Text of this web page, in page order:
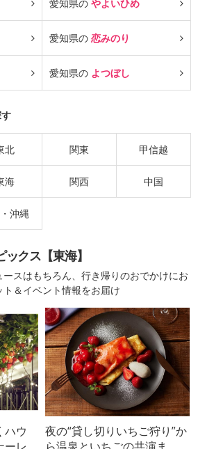
愛知県の やよいひめ
愛知県の 恋みのり
愛知県の よつぼし
北 関東 甲信越
海 関西 中国
沖縄
クス【東海】
ースはもちろん、行き帰りのおでかけにお
＆イベント情報をお届け
ハウ
夜の“貸し切りいちご狩り”か